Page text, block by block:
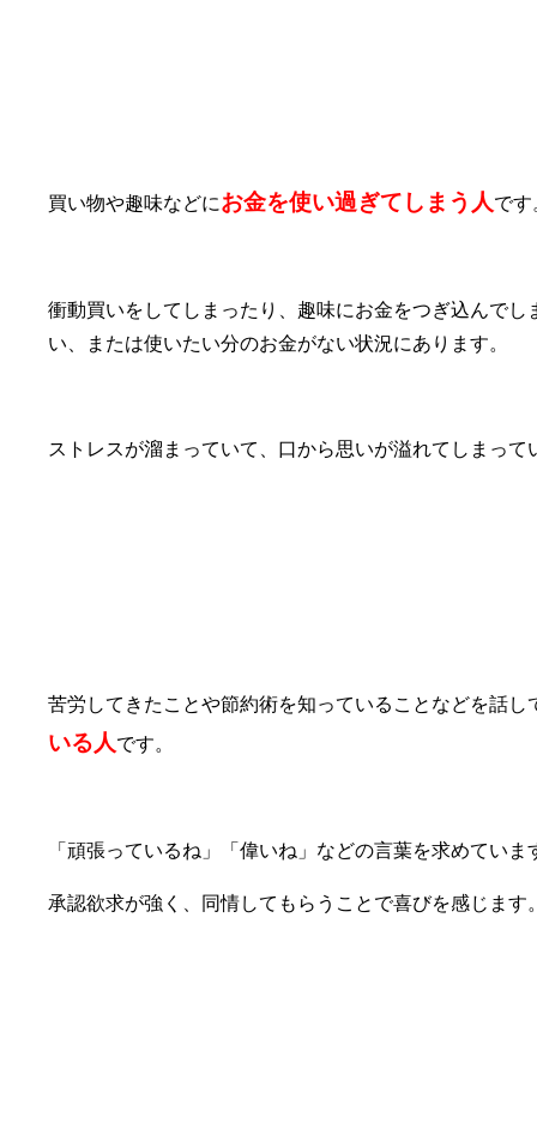
買い物や趣味などにお金を使い過ぎてしまう人です
衝動買いをしてしまったり、趣味にお金をつぎ込んで
い、または使いたい分のお金がない状況にあります。
ストレスが溜まっていて、口から思いが溢れてしまって
苦労してきたことや節約術を知っていることなどを話し
いる人です。
「頑張っているね」「偉いね」などの言葉を求めていま
承認欲求が強く、同情してもらうことで喜びを感じます